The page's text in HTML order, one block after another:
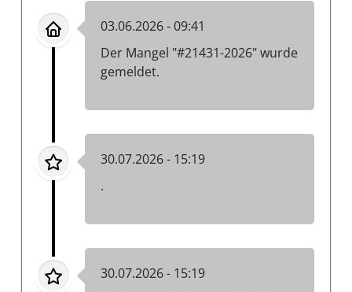
03.06.2026 - 09:41
Der Mangel "#21431-2026" wurde
gemeldet.
30.07.2026 - 15:19
.
30.07.2026 - 15:19